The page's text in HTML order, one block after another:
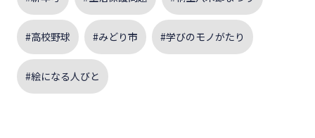
#高校野球 #みどり市 #学びのモノがたり
#絵になる人びと